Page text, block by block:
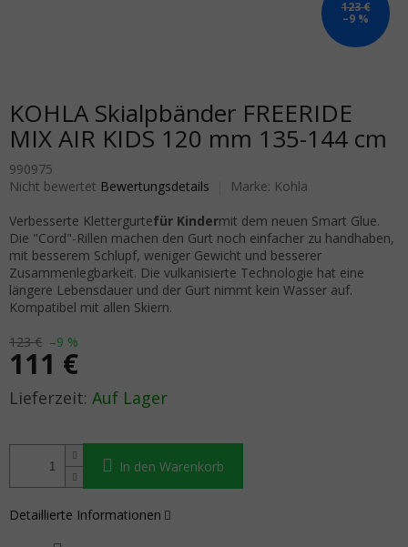
123 €
–9 %
KOHLA Skialpbänder FREERIDE
MIX AIR KIDS 120 mm 135-144 cm
990975
Die durchschnittliche Produktbewertung ist 0,0 von 5 Sternen.
Nicht bewertet Bewertungsdetails Marke: Kohla
123 € –9 %
111 €
Verkaufspreis: Auf Lager
In den Warenkorb
Verbesserte Klettergurtefür Kindermit dem neuen Smart Glue.
Die "Cord"-Rillen machen den Gurt noch einfacher zu handhaben,
mit besserem Schlupf, weniger Gewicht und besserer
Zusammenlegbarkeit. Die vulkanisierte Technologie hat eine
längere Lebensdauer und der Gurt nimmt kein Wasser auf.
Kompatibel mit allen Skiern.
Detaillierte Informationen